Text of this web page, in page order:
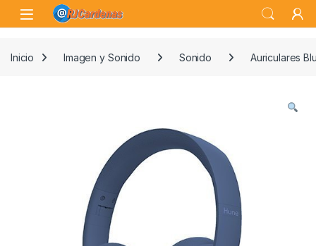
Skip to navigation
Skip to content
Open
Inicio Imagen y Sonido Sonido Auriculares